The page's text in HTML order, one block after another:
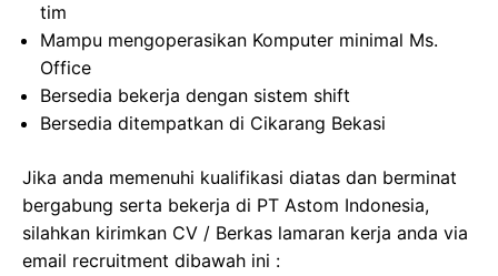
tim
Mampu mengoperasikan Komputer minimal Ms.
Office
Bersedia bekerja dengan sistem shift
Bersedia ditempatkan di Cikarang Bekasi
Jika anda memenuhi kualifikasi diatas dan berminat
bergabung serta bekerja di PT Astom Indonesia,
silahkan kirimkan CV / Berkas lamaran kerja anda via
email recruitment dibawah ini :